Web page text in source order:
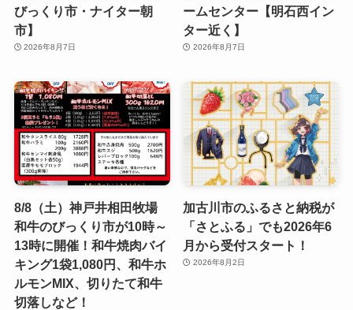
びっくり市・ナイター朝
市】
2026年8月7日
ームセンター【明石西イン
ター近く】
2026年8月7日
8/8（土）神戸井相田牧場
和牛のびっくり市が10時～
13時に開催！和牛焼肉バイ
キング1袋1,080円、和牛ホ
ルモンMIX、切りたて和牛
切落しなど！
加古川市のふるさと納税が
「さとふる」でも2026年6
月から受付スタート！
2026年8月2日